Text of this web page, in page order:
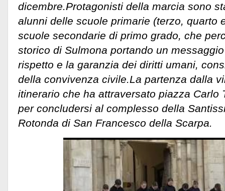
dicembre.Protagonisti della marcia sono
alunni delle scuole primarie (terzo, quarto
scuole secondarie di primo grado, che
storico di Sulmona portando un
rispetto e la garanzia dei diritti umani,
della convivenza civile.La partenza dalla
itinerario che ha attraversato piazza Carlo
per concludersi al complesso della
Rotonda di San Francesco della Scarpa.